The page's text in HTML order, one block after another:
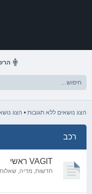
הצג נושאים ללא תגובות • הצג
רכב
VAGIT ראשי
חדשות, מדיה, שאלות